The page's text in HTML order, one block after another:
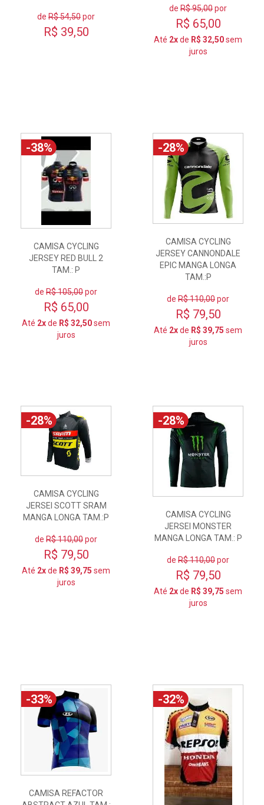
de R$ 54,50por
R$ 39,50
de R$ 95,00por
R$ 65,00
Até 2xde R$ 32,50sem
juros
-38%
CAMISA CYCLING
JERSEY RED BULL 2
TAM.: P
de R$ 105,00por
R$ 65,00
Até 2xde R$ 32,50sem
juros
-28%
CAMISA CYCLING
JERSEY CANNONDALE
EPIC MANGA LONGA
TAM.:P
de R$ 110,00por
R$ 79,50
Até 2xde R$ 39,75 sem
juros
-28%
CAMISA CYCLING
JERSEI SCOTT SRAM
MANGA LONGA TAM.:P
de R$ 110,00por
R$ 79,50
Até 2xde R$ 39,75 sem
juros
-28%
CAMISA CYCLING
JERSEI MONSTER
MANGA LONGA TAM.: P
de R$ 110,00por
R$ 79,50
Até 2xde R$ 39,75 sem
juros
-33%
CAMISA REFACTOR
-32%